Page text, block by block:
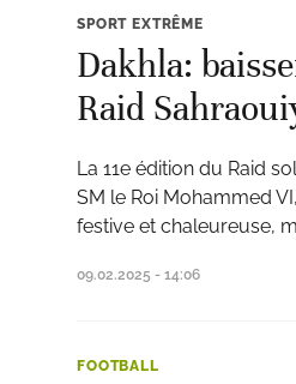
SPORT EXTRÊME
Dakhla:
Raid
La 11e édition du Raid
SM le Roi Mohammed
festive et chaleureuse,
09.02.2025 - 14:06
FOOTBALL